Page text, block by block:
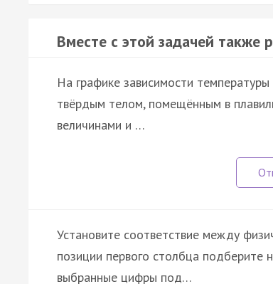
Вместе с этой задачей также
На графике зависимости
твёрдым телом, помещённым в
величинами и …
Установите соответствие между
позиции первого столбца подберите
выбранные цифры под…